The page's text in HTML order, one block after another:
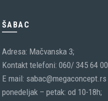
ŠABAC
Adresa: Mačvanska 3;
Kontakt telefoni: 060/ 345 64 00
E mail: sabac@megaconcept.rs
ponedeljak – petak: od 10-18h;